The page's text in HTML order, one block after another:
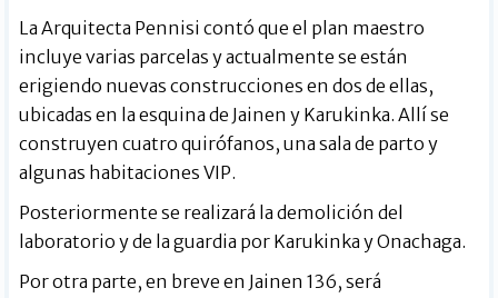
La Arquitecta Pennisi contó que el plan maestro
incluye varias parcelas y actualmente se están
erigiendo nuevas construcciones en dos de ellas,
ubicadas en la esquina de Jainen y Karukinka. Allí se
construyen cuatro quirófanos, una sala de parto y
algunas habitaciones VIP.
Posteriormente se realizará la demolición del
laboratorio y de la guardia por Karukinka y Onachaga.
Por otra parte, en breve en Jainen 136, será